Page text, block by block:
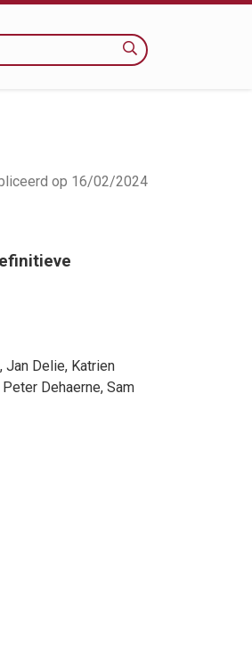
op 16/02/2024
, Jan Delie, Katrien
Peter Dehaerne, Sam